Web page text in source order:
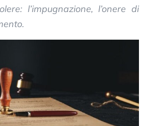
l’impugnazione, l’onere di